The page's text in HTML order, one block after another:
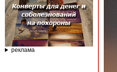
реклама